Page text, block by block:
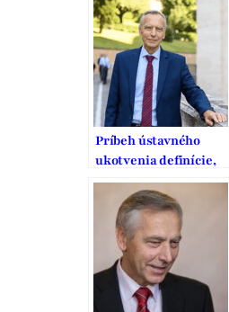
vodcovského typu
Príbeh ústavného
ukotvenia definície,
ochrany a podpory
manželstva na
Slovensku